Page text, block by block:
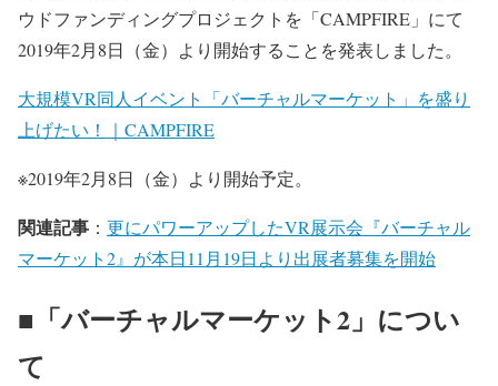
ウドファンディングプロジェクトを「CAMPFIRE」にて
2019年2月8日（金）より開始することを発表しました。
大規模VR同人イベント「バーチャルマーケット」を盛り
上げたい！｜CAMPFIRE
※2019年2月8日（金）より開始予定。
関連記事 ： 更にパワーアップしたVR展示会『バーチャル
マーケット2』が本日11月19日より出展者募集を開始
■「バーチャルマーケット2」につい
て